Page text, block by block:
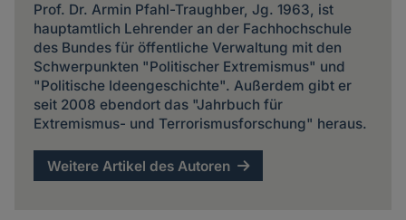
Prof. Dr. Armin Pfahl-Traughber, Jg. 1963, ist
hauptamtlich Lehrender an der Fachhochschule
des Bundes für öffentliche Verwaltung mit den
Schwerpunkten "Politischer Extremismus" und
"Politische Ideengeschichte". Außerdem gibt er
seit 2008 ebendort das "Jahrbuch für
Extremismus- und Terrorismusforschung" heraus.
Weitere Artikel des Autoren